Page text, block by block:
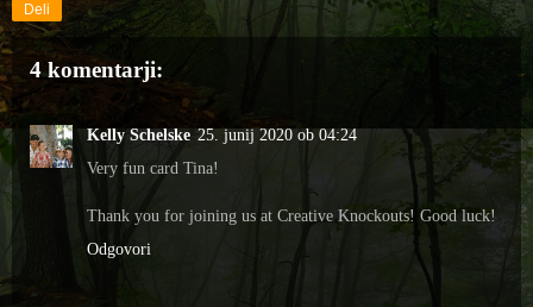
Deli
4 komentarji:
Kelly Schelske 25. junij 2020 ob 04:24
Very fun card Tina!
Thank you for joining us at Creative Knockouts! Good luck!
Odgovori